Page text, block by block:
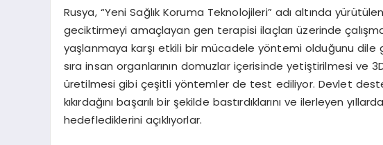
Rusya, “Yeni Sağlık Koruma Teknolojileri” adı altında
geciktirmeyi amaçlayan gen terapisi ilaçları üzerinde
yaşlanmaya karşı etkili bir mücadele yöntemi olduğunu dile
sıra insan organlarının domuzlar içerisinde yetiştirilmesi ve 3D
üretilmesi gibi çeşitli yöntemler de test ediliyor. Devlet
kıkırdağını başarılı bir şekilde bastırdıklarını ve ilerleyen
hedeflediklerini açıklıyorlar.